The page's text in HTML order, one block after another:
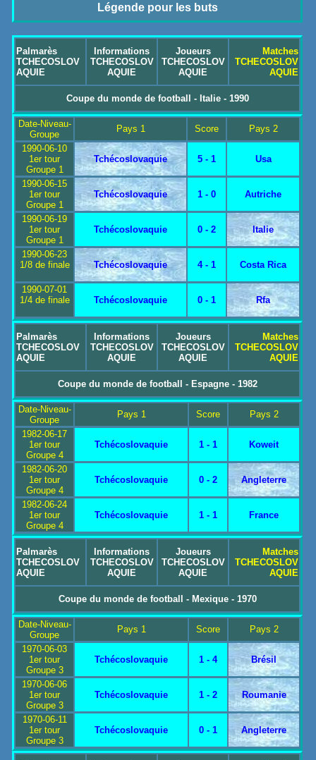
Légende pour les buts
Palmarès
TCHECOSLOV
AQUIE
Informations
TCHECOSLOV
AQUIE
Joueurs
TCHECOSLOV
AQUIE
Matches
TCHECOSLOV
AQUIE
Coupe du monde de football - Italie - 1990
Date-Niveau-
Groupe
Pays 1 Score
Pays 2
1990-06-10
1er tour
Groupe 1
Tchécoslovaquie 5 - 1 Usa
1990-06-15
1er tour
Groupe 1
Tchécoslovaquie 1 - 0 Autriche
1990-06-19
1er tour
Groupe 1
Tchécoslovaquie 0 - 2 Italie
1990-06-23
1/8 de finale
Tchécoslovaquie 4 - 1 Costa Rica
1990-07-01
1/4 de finale
Tchécoslovaquie 0 - 1 Rfa
Palmarès
TCHECOSLOV
AQUIE
Informations
TCHECOSLOV
AQUIE
Joueurs
TCHECOSLOV
AQUIE
Matches
TCHECOSLOV
AQUIE
Coupe du monde de football - Espagne - 1982
Date-Niveau-
Groupe
Pays 1 Score
Pays 2
1982-06-17
1er tour
Groupe 4
Tchécoslovaquie 1 - 1 Koweit
1982-06-20
1er tour
Groupe 4
Tchécoslovaquie 0 - 2 Angleterre
1982-06-24
1er tour
Groupe 4
Tchécoslovaquie 1 - 1 France
Palmarès
TCHECOSLOV
AQUIE
Informations
TCHECOSLOV
AQUIE
Joueurs
TCHECOSLOV
AQUIE
Matches
TCHECOSLOV
AQUIE
Coupe du monde de football - Mexique - 1970
Date-Niveau-
Groupe
Pays 1 Score
Pays 2
1970-06-03
1er tour
Groupe 3
Tchécoslovaquie 1 - 4 Brésil
1970-06-06
1er tour
Groupe 3
Tchécoslovaquie 1 - 2 Roumanie
1970-06-11
1er tour
Groupe 3
Tchécoslovaquie 0 - 1 Angleterre